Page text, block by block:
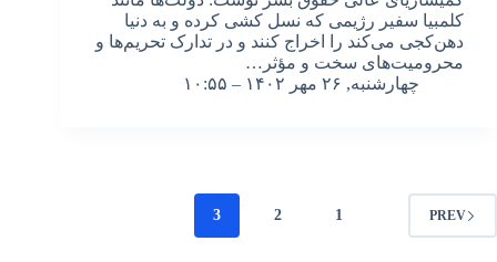
کلمبیا سفیر رژیمی که نسل کشی کرده و به دنیا
دهن‌کجی می‌کند را اخراج کنند و در تدارک تحریم‌ها و‌
محرومیت‌های سخت و‌ مؤثر…
چهارشنبه, ۲۶ مهر ۱۴۰۲ – ۱۰:۵۵
PREV
1
2
3